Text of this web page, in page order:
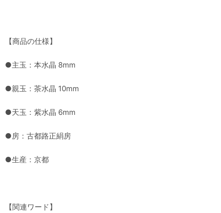
【商品の仕様】
●主玉：本水晶 8mm
●親玉：茶水晶 10mm
●天玉：紫水晶 6mm
●房：古都路正絹房
●生産：京都
【関連ワード】